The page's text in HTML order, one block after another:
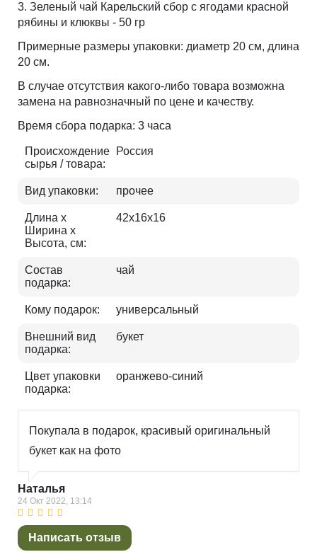
3. Зеленый чай Карельский сбор с ягодами красной
рябины и клюквы - 50 гр
Примерные размеры упаковки: диаметр 20 см, длина
20 см.
В случае отсутствия какого-либо товара возможна
замена на равнозначный по цене и качеству.
Время сбора подарка: 3 часа
Происхождение
сырья / товара:
Россия
Вид упаковки: прочее
Длина х
Ширина х
Высота, см:
42х16х16
Состав
подарка:
чай
Кому подарок: универсальный
Внешний вид
подарка:
букет
Цвет упаковки
подарка:
оранжево-синий
Покупала в подарок, красивый оригинальный
букет как на фото
Наталья
24 Окт 2022, 13:14
Написать отзыв